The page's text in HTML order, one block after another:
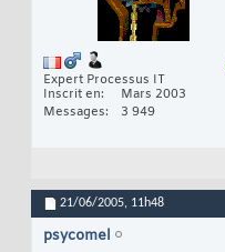
Expert Processus IT
Inscrit en
Mars 2003
Messages
3 949
21/06/2005, 11h48
psycomel